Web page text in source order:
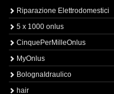
Riparazione Elettrodomestici
5 x 1000 onlus
CinquePerMilleOnlus
MyOnlus
BolognaIdraulico
hair